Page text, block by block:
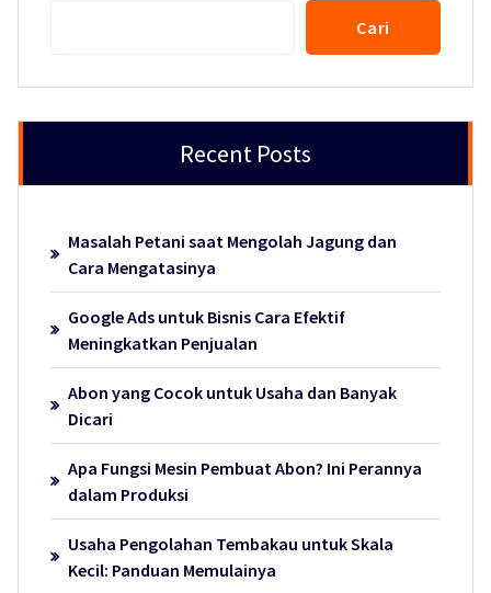
Cari
Recent Posts
Masalah Petani saat Mengolah Jagung dan
Cara Mengatasinya
Google Ads untuk Bisnis Cara Efektif
Meningkatkan Penjualan
Abon yang Cocok untuk Usaha dan Banyak
Dicari
Apa Fungsi Mesin Pembuat Abon? Ini Perannya
dalam Produksi
Usaha Pengolahan Tembakau untuk Skala
Kecil: Panduan Memulainya